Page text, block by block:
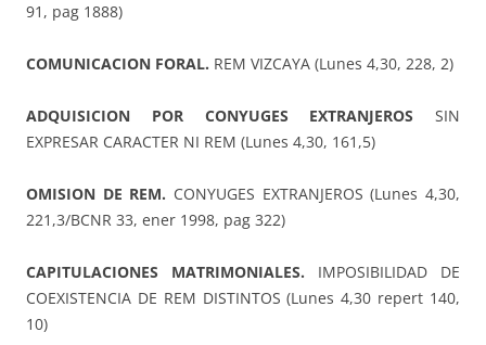
91, pag 1888)
COMUNICACION FORAL. REM VIZCAYA (Lunes 4,30, 228, 2)
ADQUISICION POR CONYUGES EXTRANJEROS SIN
EXPRESAR CARACTER NI REM (Lunes 4,30, 161,5)
OMISION DE REM. CONYUGES EXTRANJEROS (Lunes 4,30,
221,3/BCNR 33, ener 1998, pag 322)
CAPITULACIONES MATRIMONIALES. IMPOSIBILIDAD DE
COEXISTENCIA DE REM DISTINTOS (Lunes 4,30 repert 140,
10)